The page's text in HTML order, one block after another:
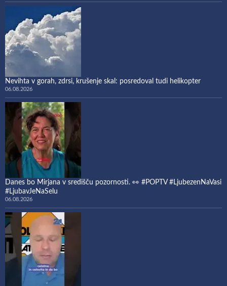
Nevihta v gorah, zdrsi, krušenje skal: posredoval tudi helikopter
06.08.2026
Danes bo Mirjana v središču pozornosti. 👀 #POPTV #LjubezenNaVasi
#LjubavJeNaSelu
06.08.2026